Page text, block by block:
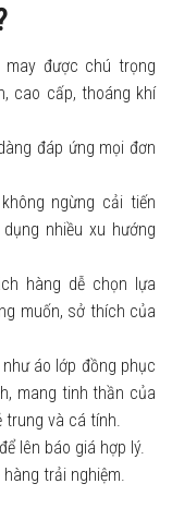
được chú trọng
cao cấp, thoáng khí
đáp ứng mọi đơn
ngừng cải tiến
nhiều xu hướng
hàng dễ chọn lựa
muốn, sở thích của
áo lớp đồng phục
mang tinh thần của
trung và cá tính.
lên báo giá hợp lý.
trải nghiệm.